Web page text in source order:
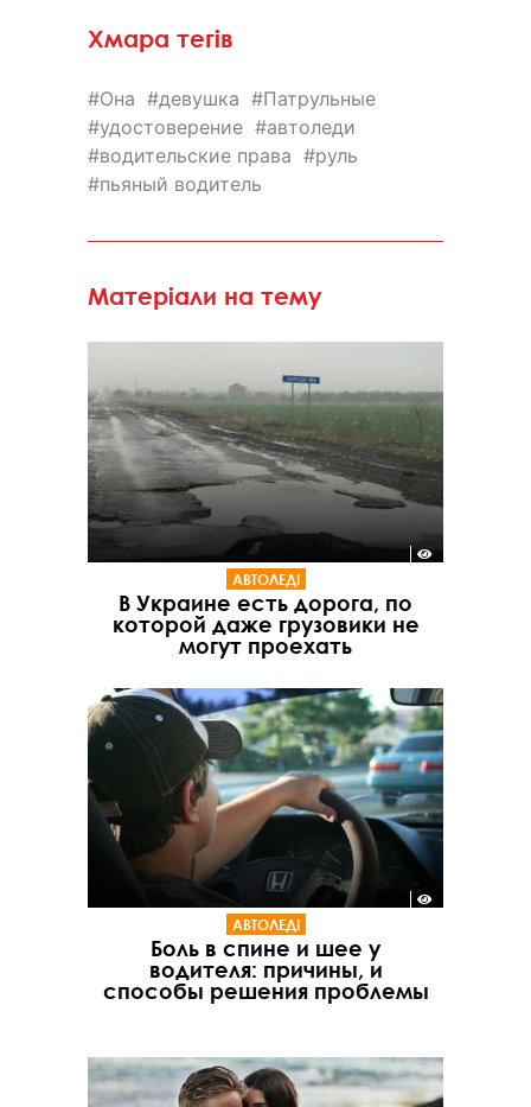
Хмара тегів
Она девушка
Патрульные
удостоверение
автоледи
водительские права
руль
пьяный водитель
Матеріали на тему
АВТОЛЕДІ
В Украине есть дорога, по
которой даже грузовики не
могут проехать
АВТОЛЕДІ
Боль в спине и шее у
водителя: причины, и
способы решения проблемы